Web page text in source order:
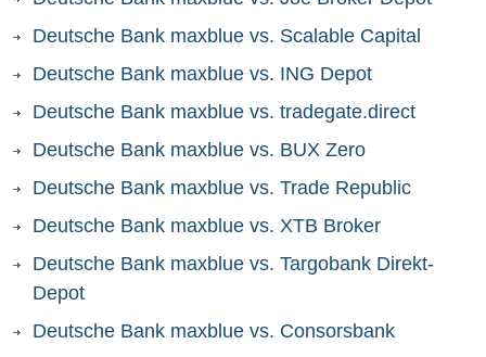
Deutsche Bank maxblue vs. Scalable Capital
Deutsche Bank maxblue vs. ING Depot
Deutsche Bank maxblue vs. tradegate.direct
Deutsche Bank maxblue vs. BUX Zero
Deutsche Bank maxblue vs. Trade Republic
Deutsche Bank maxblue vs. XTB Broker
Deutsche Bank maxblue vs. Targobank Direkt-
Depot
Deutsche Bank maxblue vs. Consorsbank